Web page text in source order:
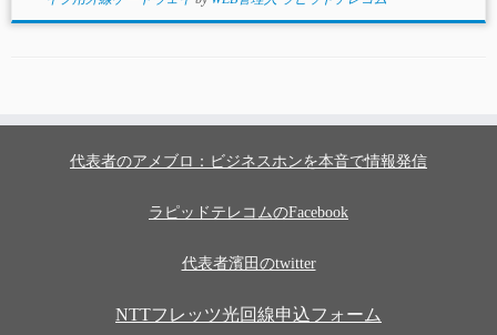
代表者のアメブロ：ビジネスホンを本音で情報発信
ラピッドテレコムのFacebook
代表者濱田のtwitter
NTTフレッツ光回線申込フォーム